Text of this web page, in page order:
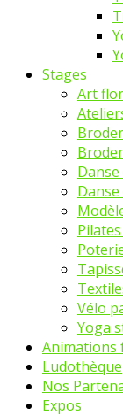
Stages
Art
Vélo
Yoga
Animations
Ludothèque
Nos
Expos